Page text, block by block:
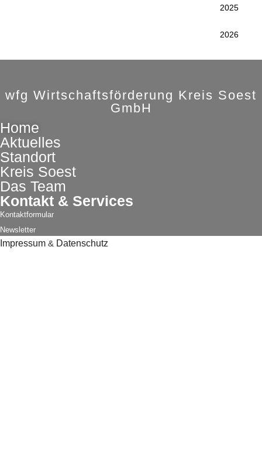
2025
2026
wfg Wirtschaftsförderung Kreis Soest
GmbH
Home
Aktuelles
Standort
Kreis Soest
Das Team
Kontakt & Services
Kontaktformular
Newsletter
Impressum & Datenschutz